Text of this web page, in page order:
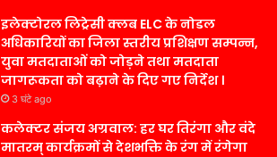
इलेक्टोरल लिट्रेसी क्लब ELC के नोडल
अधिकारियों का जिला स्तरीय प्रशिक्षण सम्पन्न,
युवा मतदाताओं को जोड़ने तथा मतदाता
जागरूकता को बढ़ाने के दिए गए निर्देश ।
3 घंटे ago
कलेक्टर संजय अग्रवाल: हर घर तिरंगा और वंदे
मातरम् कार्यक्रमों से देशभक्ति के रंग में रंगेगा